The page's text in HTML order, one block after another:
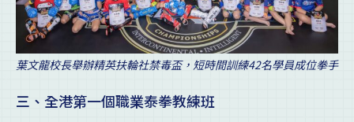
葉文龍校長舉辦精英扶輪社禁毒盃，短時間訓練42名學員成位拳手
三、全港第一個職業泰拳教練班